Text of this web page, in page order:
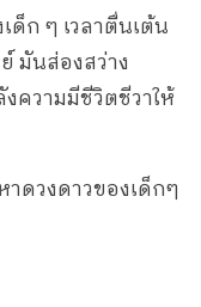
ด็ก ๆ เวลาตื่นเต้น
มันส่องสว่าง
ความมีชีวิตชีวาให้
ดวงดาวของเด็กๆ